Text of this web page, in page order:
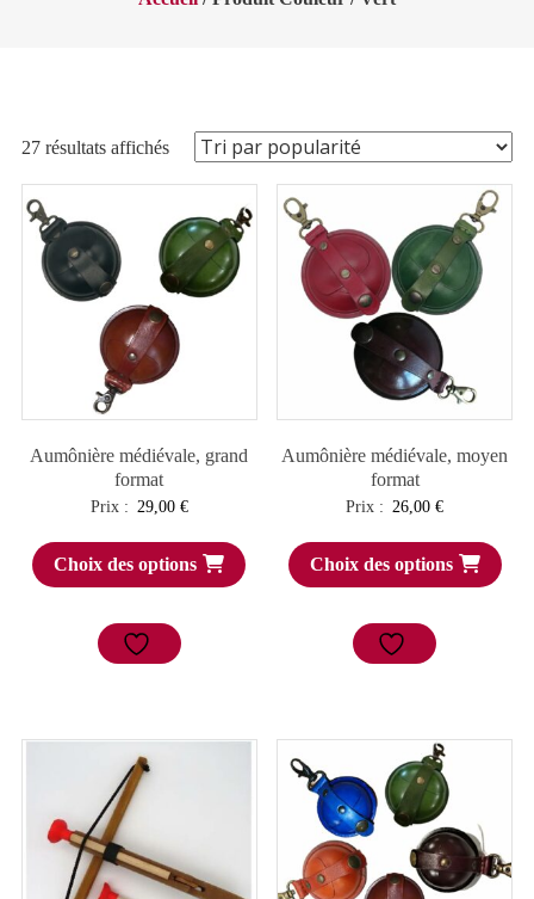
27 résultats affichésTrié
par
popularité
Aumônière médiévale, grand
format
Prix : 29,00 €
Choix des options
Aumônière médiévale, moyen
format
Prix : 26,00€
Choix des options